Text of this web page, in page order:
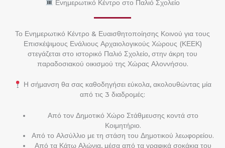
Ενημερωτικό Κέντρο στο Παλιό Σχολείο
Το Ενημερωτικό Κέντρο & Ευαισθητοποίησης Κοινού για τους
Επισκέψιμους Ενάλιους Αρχαιολογικούς Χώρους (ΚΕΕΚ)
στεγάζεται στο ιστορικό Παλιό Σχολείο, στην άκρη του
παραδοσιακού οικισμού της Χώρας Αλοννήσου.
Η σήμανση θα σας καθοδηγήσει εύκολα, ακολουθώντας μία
από τις 3 διαδρομές:
Από τον Δημοτικό Χώρο Στάθμευσης κοντά στο
Κοιμητήριο.
Από το Αλσύλλιο με τη στάση του Δημοτικού λεωφορείου.
Από τα Κάτω Αλώνια, μέσα από τα γραφικά σοκάκια του